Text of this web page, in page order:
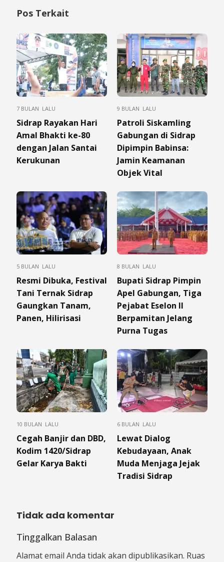
Pos Terkait
7 BULAN LALU
Sidrap Rayakan Hari
Amal Bhakti ke-80
dengan Jalan Santai
Kerukunan
9 BULAN LALU
Patroli Siskamling
Gabungan di Sidrap
Dipimpin Babinsa:
Jamin Keamanan
Objek Vital
5 BULAN LALU
Resmi Dibuka, Festival
Tani Ternak Sidrap
Gaungkan Tanam,
Panen, Hilirisasi
8 BULAN LALU
Bupati Sidrap Pimpin
Apel Gabungan, Tiga
Pejabat Eselon II
Berpamitan Jelang
Purna Tugas
10 BULAN LALU
Cegah Banjir dan DBD,
Kodim 1420/Sidrap
Gelar Karya Bakti
6 BULAN LALU
Lewat Dialog
Kebudayaan, Anak
Muda Menjaga Jejak
Tradisi Sidrap
Tidak ada komentar
Tinggalkan Balasan
Alamat email Anda tidak akan dipublikasikan. Ruas